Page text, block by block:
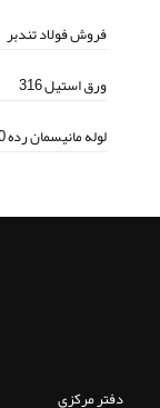
فروش فولاد تندبر
ورق استیل 316
لوله مانیسمان رده 40
دفتر مرکزی